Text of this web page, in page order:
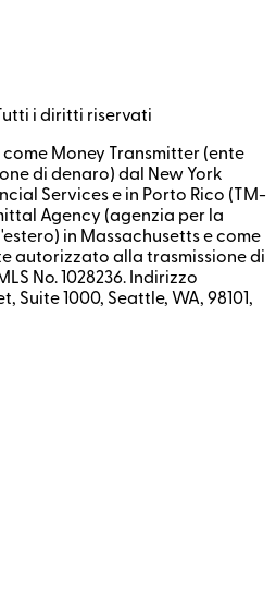
i diritti riservati
Money Transmitter (ente
di denaro) dal New York
Services e in Porto Rico (TM-
Agency (agenzia per la
in Massachusetts e come
autorizzato alla trasmissione di
No. 1028236. Indirizzo
Suite 1000, Seattle, WA, 98101,